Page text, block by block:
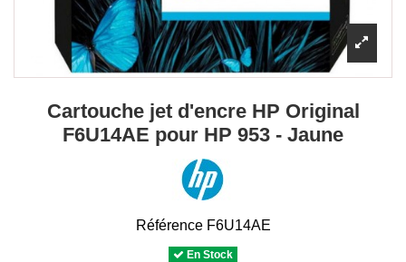
Cartouche jet d'encre HP Original
F6U14AE pour HP 953 - Jaune
Référence F6U14AE
En Stock